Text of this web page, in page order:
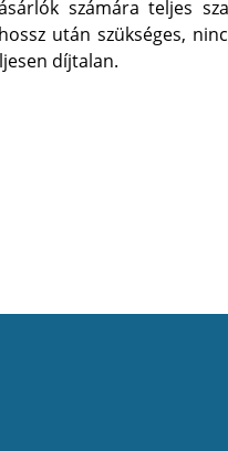
számára teljes
után szükséges,
díjtalan.